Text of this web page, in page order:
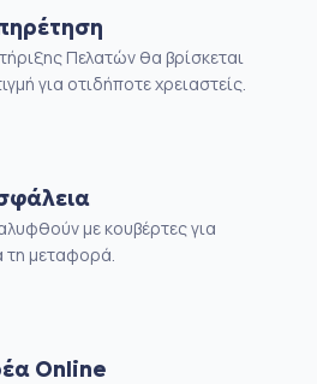
Πελατών θα βρίσκεται
για οτιδήποτε χρειαστείς.
με κουβέρτες για
τη μεταφορά.
Online